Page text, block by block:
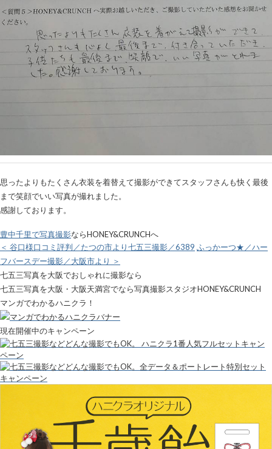
思ったよりもたくさん衣装を着替えて撮影ができてスタッフさんも快く最後
まで笑顔でいい写真が撮れました。
感謝しております。
豊中千里で写真撮影ならHONEY&CRUNCHへ
＜ 谷口様口コミ評判／たつの市より七五三撮影／6389 ふっかーつ★／ハー
フバースデー撮影／大阪市より ＞
七五三写真を大阪でおしゃれに撮影なら
七五三写真を大阪・大阪天満宮でなら写真撮影スタジオHONEY&CRUNCH
マンガでわかるハニクラ！
現在開催中のキャンペーン